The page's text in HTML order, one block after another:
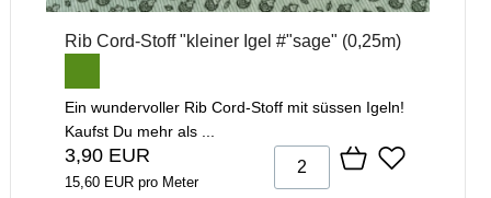
Rib Cord-Stoff "kleiner Igel #"sage" (0,25m)
Ein wundervoller Rib Cord-Stoff mit süssen Igeln!
Kaufst Du mehr als ...
3,90 EUR
15,60 EUR pro Meter